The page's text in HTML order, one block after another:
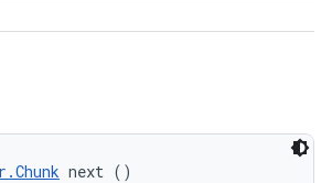
next ()